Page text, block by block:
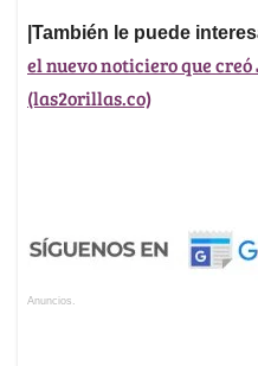
|También le puede
el nuevo noticiero que
(las2orillas.co)
Anuncios.